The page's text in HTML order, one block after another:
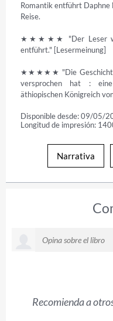
Romantik entführt Daphne
Reise.
★★★★★ "Der Leser
entführt." [Lesermeinung]
★★★★★ "Die Geschichte
versprochen hat :
äthiopischen Königreich
Disponible desde: 09/05/
Longitud de impresión:
Narrativa
Recomienda a